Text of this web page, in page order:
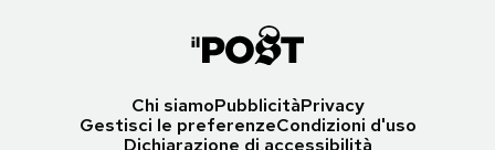
Chi siamoPubblicitàPrivacy
Gestisci le preferenzeCondizioni d'uso
Dichiarazione di accessibilità